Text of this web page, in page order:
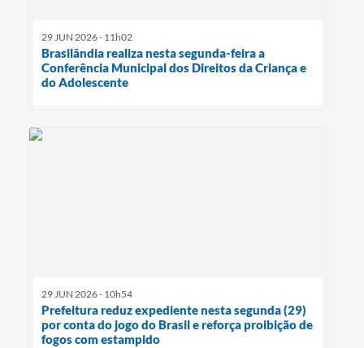
29 JUN 2026 - 11h02
Brasilândia realiza nesta segunda-feira a
Conferência Municipal dos Direitos da Criança e
do Adolescente
29 JUN 2026 - 10h54
Prefeitura reduz expediente nesta segunda (29)
por conta do jogo do Brasil e reforça proibição de
fogos com estampido